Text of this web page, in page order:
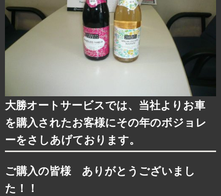
大勝オートサービスでは、当社よりお車
を購入されたお客様にその年のボジョレ
ーをさしあげております。
ご購入の皆様 ありがとうございまし
た！！